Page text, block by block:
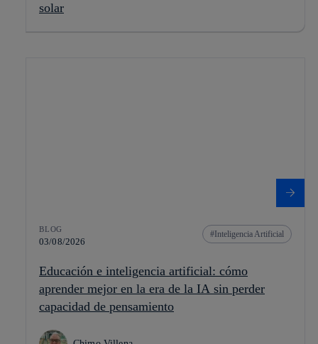
solar
BLOG
03/08/2026
Inteligencia Artificial
Educación e inteligencia artificial: cómo
aprender mejor en la era de la IA sin perder
capacidad de pensamiento